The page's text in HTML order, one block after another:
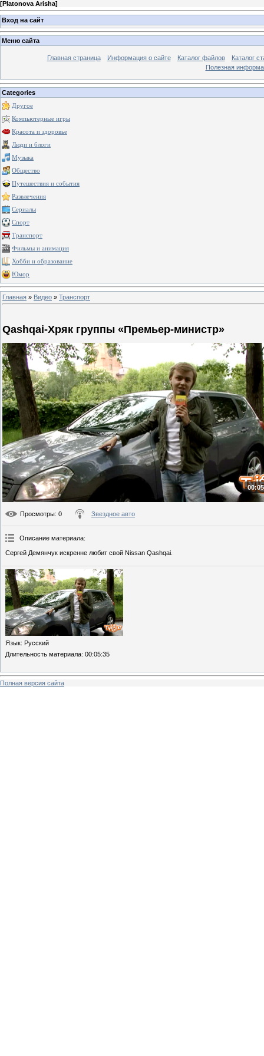
[Platonova Arisha]
Вход на сайт
Меню сайта
Главная страница Информация о сайте Каталог файлов
Каталог
Полезная
Categories
Другое
Компьютерные игры
Красота и здоровье
Люди и блоги
Музыка
Общество
Путешествия и события
Развлечения
Сериалы
Спорт
Транспорт
Фильмы и анимация
Хобби и образование
Юмор
Главная » Видео » Транспорт
Qashqai-Хряк группы «Премьер-министр»
Просмотры: 0 Звездное авто
Описание материала:
Сергей Демянчук искренне любит свой Nissan Qashqai.
Язык: Русский
Длительность материала: 00:05:35
Полная версия сайта